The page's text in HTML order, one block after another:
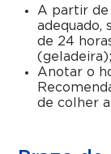
A partir de
adequado,
de 24
(geladeira);
Anotar o
de colher